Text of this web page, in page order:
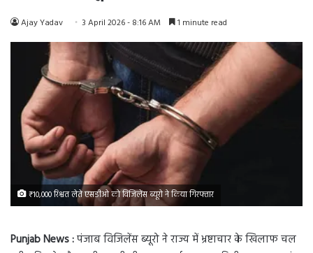
Ajay Yadav 3 April 2026 - 8:16 AM 1 minute read
₹10,000 रिश्वत लेते एसडीओ को विजिलेंस ब्यूरो ने किया गिरफ्तार
Punjab News :पंजाब विजिलेंस ब्यूरो ने राज्य में भ्रष्टाचार के खिलाफ चल